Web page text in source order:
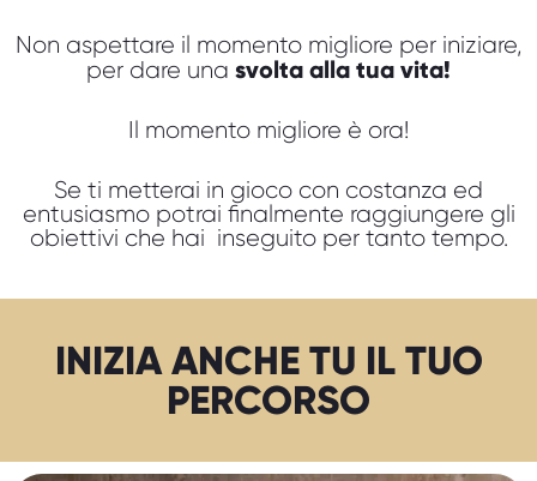
Non aspettare il momento migliore per iniziare,
per dare una svolta alla tua vita!
Il momento migliore è ora!
Se ti metterai in gioco con costanza ed
entusiasmo potrai finalmente raggiungere gli
obiettivi che hai inseguito per tanto tempo.
INIZIA ANCHE TU IL TUO
PERCORSO